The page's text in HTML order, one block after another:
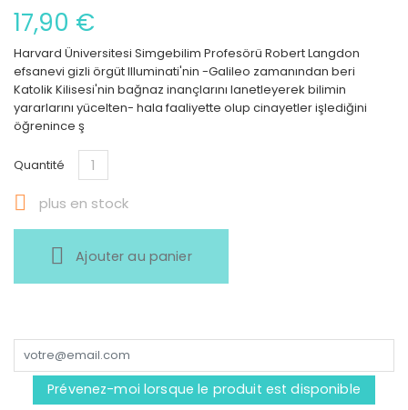
17,90 €
Harvard Üniversitesi Simgebilim Profesörü Robert Langdon
efsanevi gizli örgüt Illuminati'nin -Galileo zamanından beri
Katolik Kilisesi'nin bağnaz inançlarını lanetleyerek bilimin
yararlarını yücelten- hala faaliyette olup cinayetler işlediğini
öğrenince ş
Quantité
 plus en stock
Ajouter au panier
Prévenez-moi lorsque le produit est disponible